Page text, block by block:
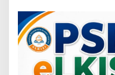
h
a
n
S